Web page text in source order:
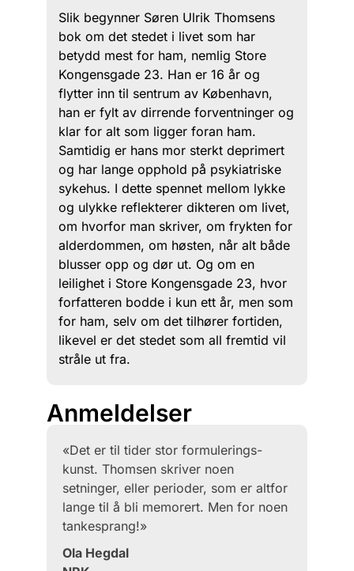
Slik begynner Søren Ulrik Thomsens
bok om det stedet i livet som har
betydd mest for ham, nemlig Store
Kongensgade 23. Han er 16 år og
flytter inn til sentrum av København,
han er fylt av dirrende forventninger og
klar for alt som ligger foran ham.
Samtidig er hans mor sterkt deprimert
og har lange opphold på psykiatriske
sykehus. I dette spennet mellom lykke
og ulykke reflekterer dikteren om livet,
om hvorfor man skriver, om frykten for
alderdommen, om høsten, når alt både
blusser opp og dør ut. Og om en
leilighet i Store Kongensgade 23, hvor
forfatteren bodde i kun ett år, men som
for ham, selv om det tilhører fortiden,
likevel er det stedet som all fremtid vil
stråle ut fra.
Anmeldelser
«Det er til tider stor formulerings­
kunst. Thomsen skriver noen
setninger, eller perioder, som er altfor
lange til å bli memorert. Men for noen
tanke­sprang!»
Ola Hegdal